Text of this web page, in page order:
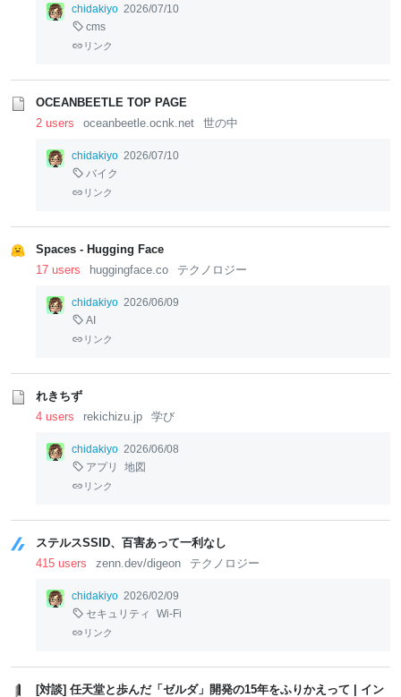
chidakiyo 2026/07/10
cms
リンク
OCEANBEETLE TOP PAGE
2 users
oceanbeetle.ocnk.net 世の中
chidakiyo 2026/07/10
バイク
リンク
Spaces - Hugging Face
17 users
huggingface.co テクノロジー
chidakiyo 2026/06/09
AI
リンク
れきちず
4 users
rekichizu.jp 学び
chidakiyo 2026/06/08
アプリ
地図
リンク
ステルスSSID、百害あって一利なし
415 users
zenn.dev/digeon テクノロジー
chidakiyo 2026/02/09
セキュリティ
Wi-Fi
リンク
[対談] 任天堂と歩んだ「ゼルダ」開発の15年をふりかえって | イン